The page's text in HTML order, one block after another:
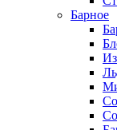
Барное